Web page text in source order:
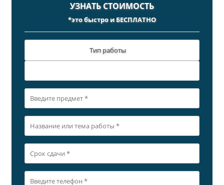
УЗНАТЬ СТОИМОСТЬ
*это быстро и БЕСПЛАТНО
Тип работы